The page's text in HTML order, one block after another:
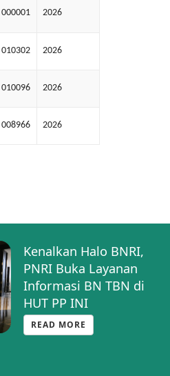
000001 2026
010302 2026
010096 2026
008966 2026
Kenalkan Halo BNRI,
PNRI Buka Layanan
Informasi BN TBN di
HUT PP INI
READ MORE